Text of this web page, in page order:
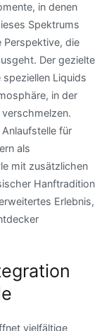
in denen
Spektrums
Perspektive, die
Der gezielte
Liquids
in der
für
als
mit zusätzlichen
Hanftradition
Erlebnis,
vielfältige